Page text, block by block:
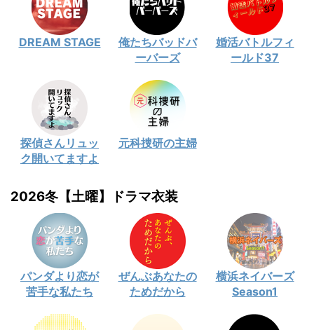
DREAM STAGE
俺たちバッドバ
ーバーズ
婚活バトルフィ
ールド37
探偵さんリュッ
ク開いてますよ
元科捜研の主婦
2026冬【土曜】ドラマ衣装
パンダより恋が
苦手な私たち
ぜんぶあなたの
ためだから
横浜ネイバーズ
Season1